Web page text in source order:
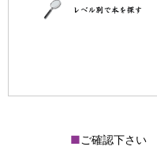
■ご確認下さい